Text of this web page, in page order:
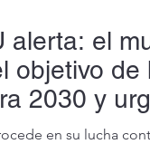
alerta: el
objetivo de
2030 y
en su lucha